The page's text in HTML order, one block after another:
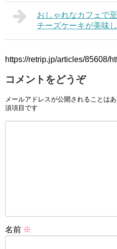
おしゃれなカフェで
チーズケーキが美味
https://retrip.jp/articles/85608/
コメントをどうぞ
メールアドレスが公開されることはあ
須項目です
名前 ※